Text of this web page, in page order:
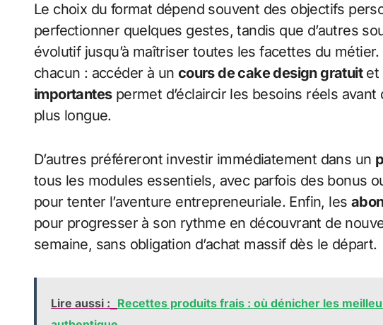
Le choix du format dépend souvent des objectifs
perfectionner quelques gestes, tandis que d’autres
évolutif jusqu’à maîtriser toutes les facettes du
chacun : accéder à un cours de cake design gratuitet
importantespermet d’éclaircir les besoins réels avant
plus longue.
D’autres préféreront investir immédiatement dans un
tous les modules essentiels, avec parfois des bonus
pour tenter l’aventure entrepreneuriale. Enfin, les
pour progresser à son rythme en découvrant de
semaine, sans obligation d’achat massif dès le départ.
Lire aussi : Recettes produits frais : où dénicher les